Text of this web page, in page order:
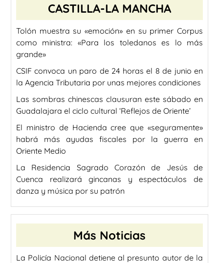
CASTILLA-LA MANCHA
Tolón muestra su «emoción» en su primer Corpus
como ministra: «Para los toledanos es lo más
grande»
CSIF convoca un paro de 24 horas el 8 de junio en
la Agencia Tributaria por unas mejores condiciones
Las sombras chinescas clausuran este sábado en
Guadalajara el ciclo cultural ‘Reflejos de Oriente’
El ministro de Hacienda cree que «seguramente»
habrá más ayudas fiscales por la guerra en
Oriente Medio
La Residencia Sagrado Corazón de Jesús de
Cuenca realizará gincanas y espectáculos de
danza y música por su patrón
Más Noticias
La Policía Nacional detiene al presunto autor de la